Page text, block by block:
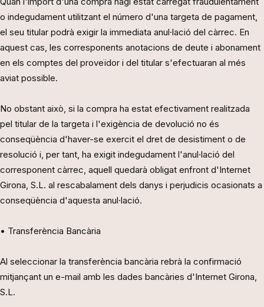
o indegudament utilitzant el número d'una targeta de pagament,
el seu titular podrà exigir la immediata anul·lació del càrrec. En
aquest cas, les corresponents anotacions de deute i abonament
en els comptes del proveïdor i del titular s'efectuaran al més
aviat possible.
No obstant això, si la compra ha estat efectivament realitzada
pel titular de la targeta i l'exigència de devolució no és
conseqüència d'haver-se exercit el dret de desistiment o de
resolució i, per tant, ha exigit indegudament l'anul·lació del
corresponent càrrec, aquell quedarà obligat enfront d'Internet
Girona, S.L. al rescabalament dels danys i perjudicis ocasionats a
conseqüència d'aquesta anul·lació.
• Transferència Bancària
Al seleccionar la transferència bancària rebrà la confirmació
mitjançant un e-mail amb les dades bancàries d'Internet Girona,
S.L.